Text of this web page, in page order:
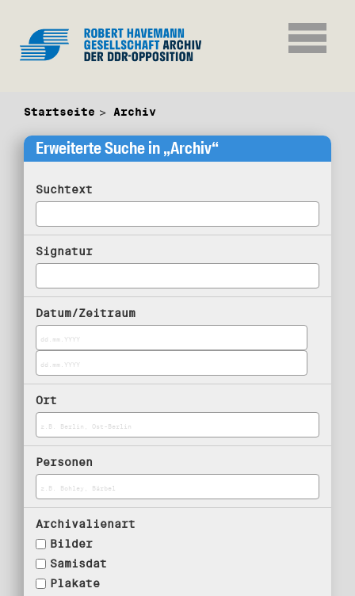
Startseite Archiv
Erweiterte Suche in „Archiv“
Suchtext
Signatur
Datum/Zeitraum
Ort
Personen
Archivalienart
Bilder
Samisdat
Plakate